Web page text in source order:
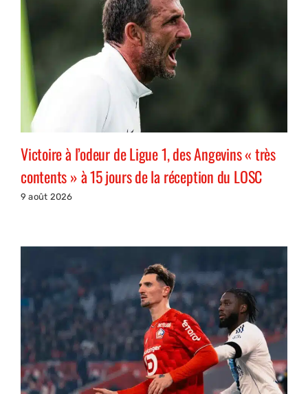
Victoire à l’odeur de Ligue 1, des Angevins « très
contents » à 15 jours de la réception du LOSC
9 août 2026